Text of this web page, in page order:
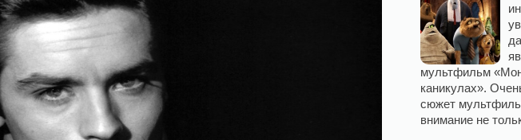
мультфильм
каникулах».
сюжет
внимание не